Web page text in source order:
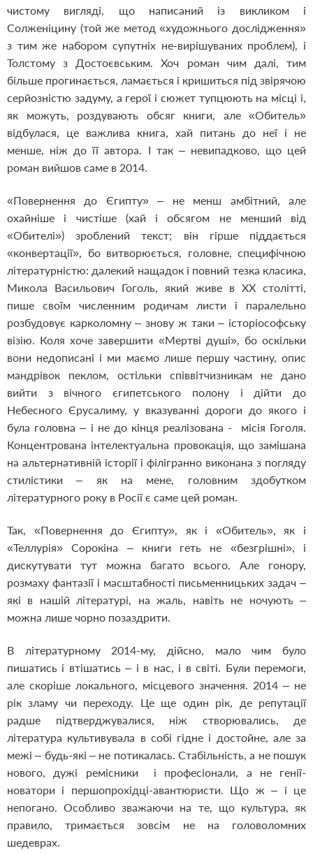
чистому вигляді, що написаний із викликом і
Солженіцину (той же метод «художнього дослідження»
з тим же набором супутніх не-вирішуваних проблем), і
Толстому з Достоєвським. Хоч роман чим далі, тим
більше прогинається, ламається і кришиться під звірячою
серйозністю задуму, а герої і сюжет тупцюють на місці і,
як можуть, роздувають обсяг книги, але «Обитель»
відбулася, це важлива книга, хай питань до неї і не
менше, ніж до її автора. І так – невипадково, що цей
роман вийшов саме в 2014.
«Повернення до Єгипту» – не менш амбітний, але
охайніше і чистіше (хай і обсягом не менший від
«Обителі») зроблений текст; він гірше піддається
«конвертації», бо витворюється, головне, специфічною
літературністю: далекий нащадок і повний тезка класика,
Микола Васильович Гоголь, який живе в ХХ столітті,
пише своїм численним родичам листи і паралельно
розбудовує карколомну – знову ж таки – історіософську
візію. Коля хоче завершити «Мертві душі», бо оскільки
вони недописані і ми маємо лише першу частину, опис
мандрівок пеклом, остільки співвітчизникам не дано
вийти з вічного єгипетського полону і дійти до
Небесного Єрусалиму, у вказуванні дороги до якого і
була головна – і не до кінця реалізована - місія Гоголя.
Концентрована інтелектуальна провокація, що замішана
на альтернативній історії і філігранно виконана з погляду
стилістики – як на мене, головним здобутком
літературного року в Росії є саме цей роман.
Так, «Повернення до Єгипту», як і «Обитель», як і
«Теллурія» Сорокіна – книги геть не «безгрішні», і
дискутувати тут можна багато всього. Але гонору,
розмаху фантазії і масштабності письменницьких задач –
які в нашій літературі, на жаль, навіть не ночують –
можна лише чорно позаздрити.
В літературному 2014-му, дійсно, мало чим було
пишатись і втішатись – і в нас, і в світі. Були перемоги,
але скоріше локального, місцевого значення. 2014 – не
рік зламу чи переходу. Це ще один рік, де репутації
радше підтверджувалися, ніж створювались, де
література культивувала в собі гідне і достойне, але за
межі – будь-які – не потикалась. Стабільність, а не пошук
нового, дужі ремісники і професіонали, а не генії-
новатори і першопрохідці-авантюристи. Що ж – і це
непогано. Особливо зважаючи на те, що культура, як
правило, тримається зовсім не на головоломних
шедеврах.